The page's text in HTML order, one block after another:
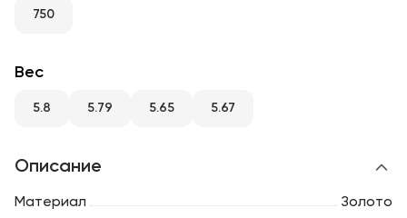
RU
750
Вес
5.8 5.79 5.65 5.67
Описание
Материал Золото